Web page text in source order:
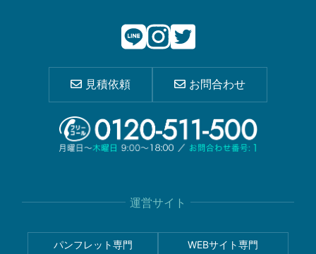
見積依頼 お問合わせ
運営サイト
パンフレット専門 WEBサイト専門